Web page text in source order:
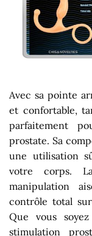
Avec sa pointe
et confortable,
parfaitement
prostate. Sa
une utilisation
votre corps.
manipulation
contrôle total
Que vous
stimulation